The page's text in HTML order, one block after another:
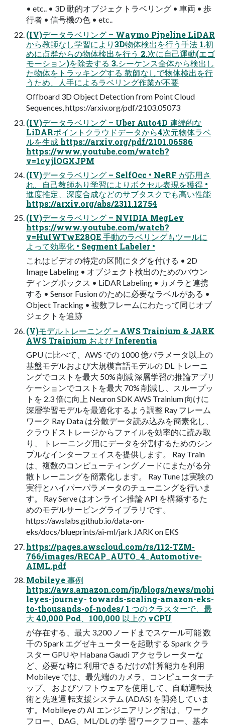
• etc.. • 3D 動的オブジェクトラベリング • ⾞両 • 歩
⾏者 • 信号機の⾊ • etc..
(IV)データラベリング – Waymo Pipeline LiDAR
から教師なし学習により3D物体検出を⾏う⼿法 1.初
めに点群からの物体検出を⾏う 2.次に⾃⼰運動(エゴ
モーション)を除去する 3.シーケンス全体から検出し
た物体をトラッキングする 教師なしで物体検出を⾏
うため、⼈⼿によるラベリング作業が不要
Offboard 3D Object Detection from Point Cloud
Sequences, https://arxiv.org/pdf/2103.05073
(IV)データラベリング – Uber Auto4D 連続的な
LiDARポイントクラウドデータから4次元物体ラベ
ルを⽣成 https://arxiv.org/pdf/2101.06586
https://www.youtube.com/watch?
v=1cyjlOGXJPM
(IV)データラベリング – SelfOcc • NeRF が応⽤さ
れ、⾃⼰教師あり学習によりボクセル表現を獲得 •
進度推定、深度合成などのサブタスクでも⾼い性能
https://arxiv.org/abs/2311.12754
(IV)データラベリング – NVIDIA MegLev
https://www.youtube.com/watch?
v=HuIWTwE28QE ⼿動のラベリングもツールに
よって効率化 • Segment Labeler •
これはビデオの特定の区間にタグを付ける • 2D
Image Labeling • オブジェクト検出のためのバウン
ディングボックス • LiDAR Labeling • カメラと連携
する • Sensor Fusion のために必要なラベルがある •
Object Tracking • 複数フレームにわたって同じオブ
ジェクトを追跡
(V)モデルトレーニング – AWS Trainium & JARK
AWS Trainium および Inferentia
GPU に⽐べて、AWS での 1000 億パラメータ以上の
基盤モデルおよび⼤規模⾔語モデルの DL トレーニ
ングでコストを最⼤ 50% 削減 深層学習の推論アプリ
ケーションでコストを最⼤ 70% 削減し、スループッ
トを 2.3 倍に向上 Neuron SDK AWS Trainium 向けに
深層学習モデルを最適化するよう調整 Ray フレーム
ワーク Ray Data は分散データ読み込みを簡素化し、
クラウドストレージからファイルを効率的に読み取
り、 トレーニング⽤にデータを分割するためのシン
プルなインターフェイスを提供します。 Ray Train
は、複数のコンピューティングノードにまたがる分
散トレーニングを簡素化します。 Ray Tune は実験の
実⾏とハイパーパラメータのチューニングを⾏いま
す。 Ray Serve はオンライン推論 API を構築するた
めのモデルサービングライブラリです。
https://awslabs.github.io/data-on-
eks/docs/blueprints/ai-ml/jark JARK on EKS
https://pages.awscloud.com/rs/112-TZM-
766/images/RECAP_AUTO_4_Automotive-
AIML.pdf
Mobileye 事例
https://aws.amazon.com/jp/blogs/news/mobi
leyes-journey- towards-scaling-amazon-eks-
to-thousands-of-nodes/ 1 つのクラスターで、最
大 40,000 Pod、100,000 以上の vCPU
が存在する、最大 3,200 ノードまでスケール可能 数
千の Spark エグゼキューターを起動する Spark クラ
スター GPU や Habana Gaudi アクセラレーターな
ど、必要な時に 利用できるだけの計算能力を利用
Mobileye では、最先端のカメラ、コンピューターチ
ップ、 およびソフトウェアを使用して、自動運転技
術と先進運 転支援システム (ADAS) を開発していま
す。Mobileye の AI エンジニアリング部は、ワーク
フロー、DAG、ML/DL の学 習ワークフロー、基本